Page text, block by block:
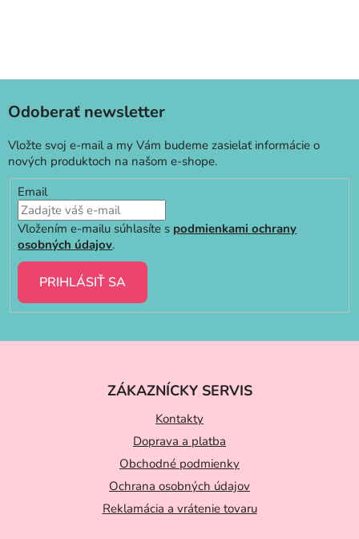
Odoberať newsletter
Vložte svoj e-mail a my Vám budeme zasielať informácie o
nových produktoch na našom e-shope.
Email
Vložením e-mailu súhlasíte s podmienkami ochrany
osobných údajov.
PRIHLÁSIŤ SA
ZÁKAZNÍCKY SERVIS
Kontakty
Doprava a platba
Obchodné podmienky
Ochrana osobných údajov
Reklamácia a vrátenie tovaru